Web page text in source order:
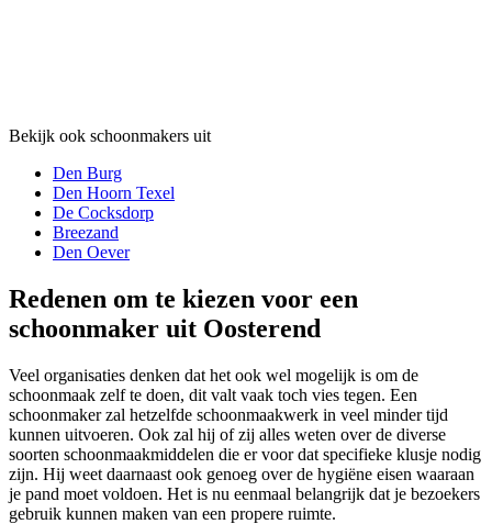
Bekijk ook schoonmakers uit
Den Burg
Den Hoorn Texel
De Cocksdorp
Breezand
Den Oever
Redenen om te kiezen voor een
schoonmaker uit Oosterend
Veel organisaties denken dat het ook wel mogelijk is om de
schoonmaak zelf te doen, dit valt vaak toch vies tegen. Een
schoonmaker zal hetzelfde schoonmaakwerk in veel minder tijd
kunnen uitvoeren. Ook zal hij of zij alles weten over de diverse
soorten schoonmaakmiddelen die er voor dat specifieke klusje nodig
zijn. Hij weet daarnaast ook genoeg over de hygiëne eisen waaraan
je pand moet voldoen. Het is nu eenmaal belangrijk dat je bezoekers
gebruik kunnen maken van een propere ruimte.